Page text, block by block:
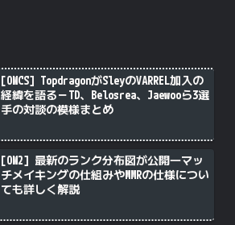
[OWCS] TopdragonがSleyのVARREL加入の
経緯を語る－TD、Belosrea、Jaewooら3選
手の対談の模様まとめ
[OW2] 最新のランク分布図が公開―マッ
チメイキングの仕組みやMMRの仕様につい
ても詳しく解説